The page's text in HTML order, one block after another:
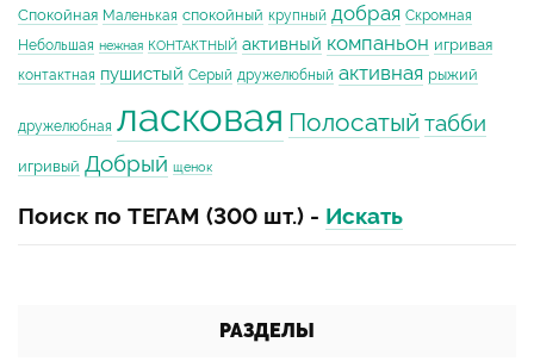
Спокойная Маленькая спокойный крупный добрая Скромная
Небольшая нежная КОНТАКТНЫЙ активный компаньон игривая
контактная пушистый Серый дружелюбный активная рыжий
дружелюбная ласковая Полосатый табби
игривый Добрый щенок
Поиск по ТЕГАМ (300 шт.) - Искать
РАЗДЕЛЫ